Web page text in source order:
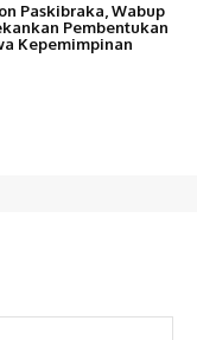
Paskibraka, Wabup
Pembentukan
Kepemimpinan